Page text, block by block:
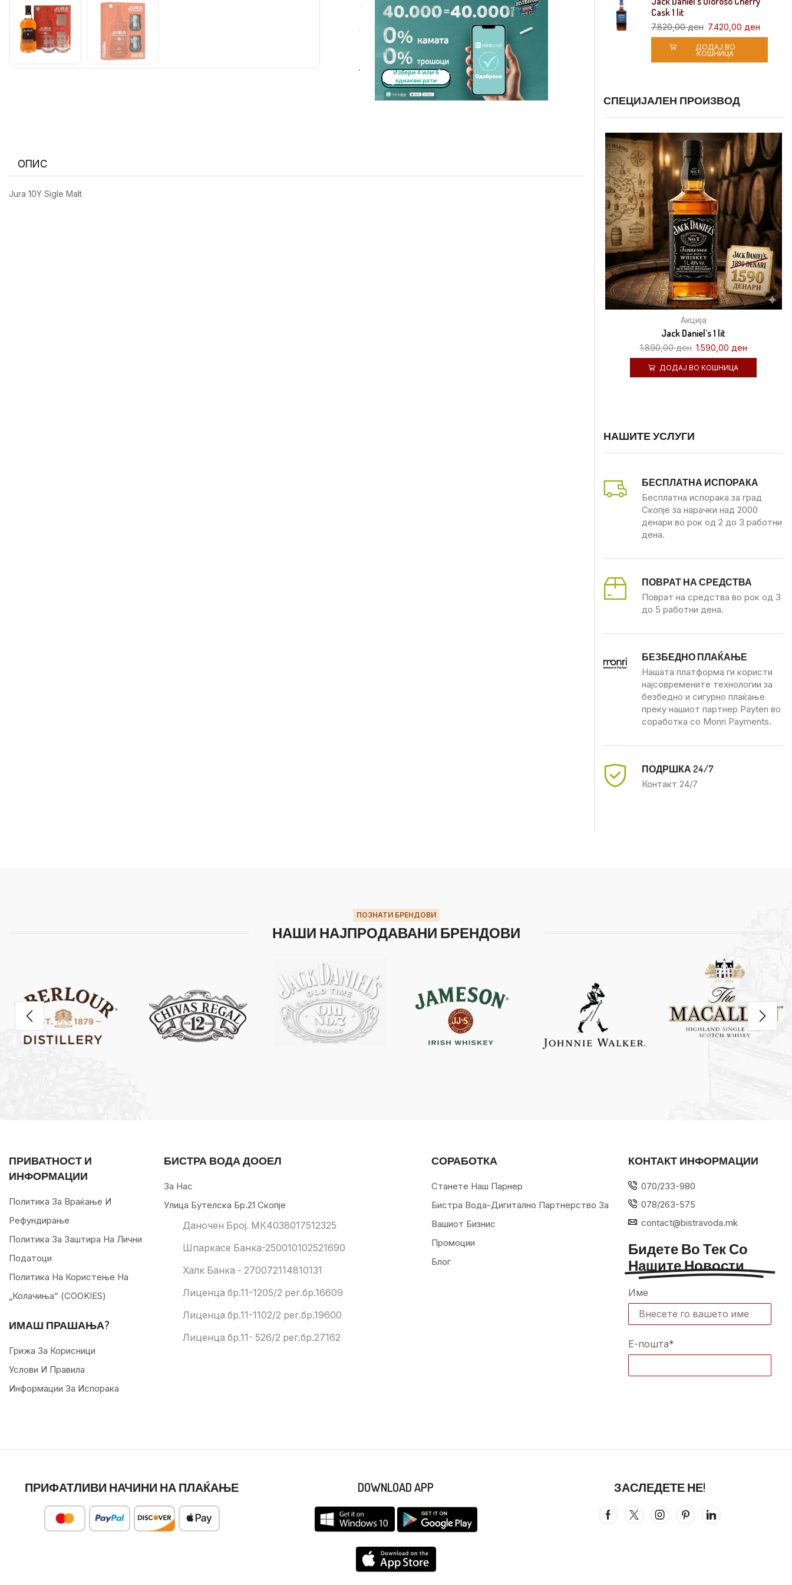
.
.
.
ОПИС
Jura 10Y Sigle Malt
Cask 1 lit
7.820,00ден 7.420,00 ден
ДОДАЈ ВО
КОШНИЦА
СПЕЦИЈАЛЕН ПРОИЗВОД
Акција
Jack Daniel’s 1 lit
1.890,00ден 1.590,00 ден
ДОДАЈ ВО КОШНИЦА
НАШИТЕ УСЛУГИ
БЕСПЛАТНА ИСПОРАКА
Бесплатна испорака за град
Скопје за нарачки над 2000
денари во рок од 2 до 3 работни
дена.
ПОВРАТ НА СРЕДСТВА
Поврат на средства во рок од 3
до 5 работни дена.
БЕЗБЕДНО ПЛАЌАЊЕ
Нашата платформа ги користи
најсовремените технологии за
безбедно и сигурно плаќање
преку нашиот партнер Payten во
соработка со Monri Payments.
ПОДРШКА 24/7
Контакт 24/7
ПОЗНАТИ БРЕНДОВИ
НАШИ НАЈПРОДАВАНИ БРЕНДОВИ
ПРИВАТНОСТ И
ИНФОРМАЦИИ
Политика За Враќање И
Рефундирање
Политика За Заштира На Лични
Податоци
Политика На Користење На
„колачиња“ (COOKIES)
ИМАШ ПРАШАЊА?
Грижа За Корисници
Услови И Правила
Информации За Испорака
БИСТРА ВОДА ДООЕЛ
За Нас
Улица Бутелска Бр.21 Скопје
Даночен Број. МК4038017512325
Шпаркасе Банка-250010102521690
Халк Банка - 270072114810131
Лиценца бр.11-1205/2 рег.бр.16609
Лиценца бр.11-1102/2 рег.бр.19600
Лиценца бр.11- 526/2 рег.бр.27162
СОРАБОТКА
Станете Наш Парнер
Бистра Вода-Дигитално Партнерство За
Вашиот Бизнис
Промоции
Блог
КОНТАКТ ИНФОРМАЦИИ
070/233-980
078/263-575
contact@bistravoda.mk
Бидете Во Тек Со
Нашите Новости
Име
Е-пошта*
ПРИФАТЛИВИ НАЧИНИ НА ПЛАЌАЊЕ DOWNLOAD APP ЗАСЛЕДЕТЕ НЕ!